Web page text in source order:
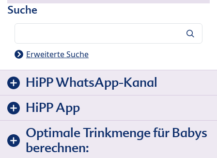
Suche
Erweiterte Suche
HiPP WhatsApp-Kanal
HiPP App
Optimale Trinkmenge für Babys
berechnen: